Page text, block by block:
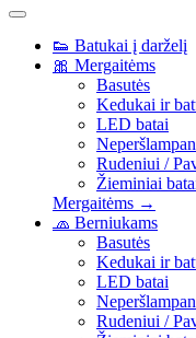
👟 Batukai į darželį
🎀 Mergaitėms
Basutės
Kedukai ir
LED batai
Rudeniui /
Žieminiai
Mergaitėms →
🧢 Berniukams
Basutės
Kedukai ir
LED batai
Rudeniui /